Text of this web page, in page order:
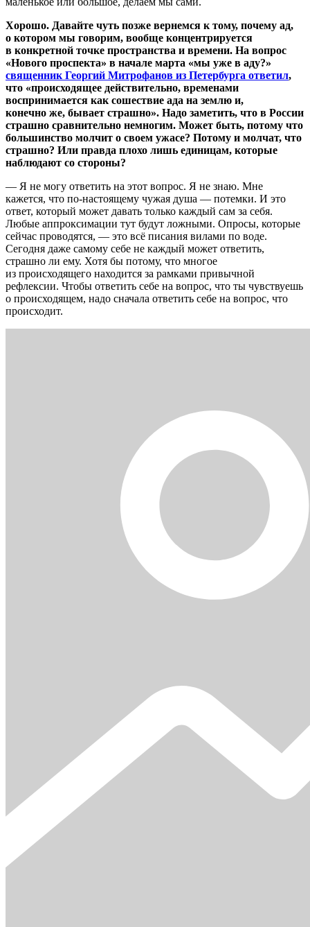
Хорошо. Давайте чуть позже вернемся к тому, почему ад,
о котором мы говорим, вообще концентрируется
в конкретной точке пространства и времени. На вопрос
«Нового проспекта» в начале марта «мы уже в аду?»
священник Георгий Митрофанов из Петербурга ответил,
что «происходящее действительно, временами
воспринимается как сошествие ада на землю и,
конечно же, бывает страшно». Надо заметить, что в России
страшно сравнительно немногим. Может быть, потому что
большинство молчит о своем ужасе? Потому и молчат, что
страшно? Или правда плохо лишь единицам, которые
наблюдают со стороны?
— Я не могу ответить на этот вопрос. Я не знаю. Мне
кажется, что по-настоящему чужая душа — потемки. И это
ответ, который может давать только каждый сам за себя.
Любые аппроксимации тут будут ложными. Опросы, которые
сейчас проводятся, — это всё писания вилами по воде.
Сегодня даже самому себе не каждый может ответить,
страшно ли ему. Хотя бы потому, что многое
из происходящего находится за рамками привычной
рефлексии. Чтобы ответить себе на вопрос, что ты чувствуешь
о происходящем, надо сначала ответить себе на вопрос, что
происходит.